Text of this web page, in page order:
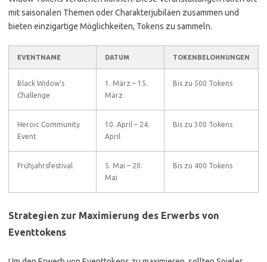
mit saisonalen Themen oder Charakterjubiläen zusammen und
bieten einzigartige Möglichkeiten, Tokens zu sammeln.
EVENTNAME DATUM TOKENBELOHNUNGEN
Black Widow’s
Challenge
1. März – 15.
März
Bis zu 500 Tokens
Heroic Community
Event
10. April – 24.
April
Bis zu 300 Tokens
Frühjahrsfestival
5. Mai – 20.
Mai
Bis zu 400 Tokens
Strategien zur Maximierung des Erwerbs von
Eventtokens